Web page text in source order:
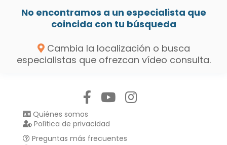
No encontramos a un especialista que
coincida con tu búsqueda
Cambia la localización o busca
especialistas que ofrezcan vídeo consulta.
Quiénes somos
Política de privacidad
Preguntas más frecuentes